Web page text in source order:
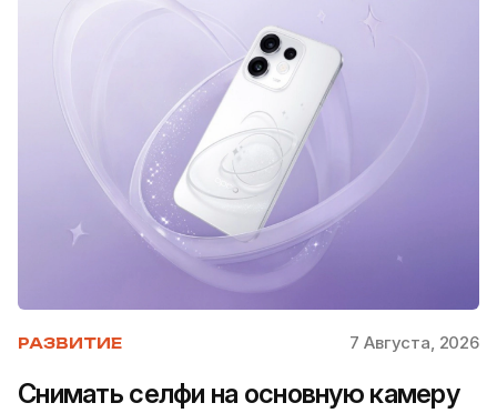
РАЗВИТИЕ 7 Августа, 2026
Снимать селфи на основную камеру